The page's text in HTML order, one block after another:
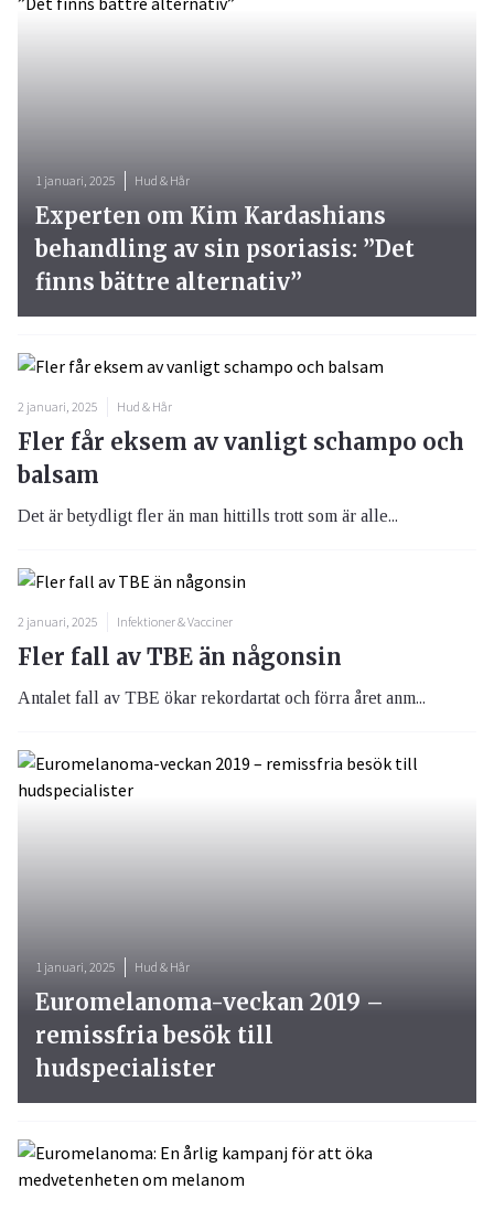
2 januari, 2025 Hud & Hår
Fler får eksem av vanligt schampo och
balsam
Det är betydligt fler än man hittills trott som är alle...
2 januari, 2025 Infektioner & Vacciner
Fler fall av TBE än någonsin
Antalet fall av TBE ökar rekordartat och förra året anm...
1 januari, 2025 Hud & Hår
Experten om Kim Kardashians
behandling av sin psoriasis: ”Det
finns bättre alternativ”
1 januari, 2025 Hud & Hår
Euromelanoma-veckan 2019 –
remissfria besök till
hudspecialister